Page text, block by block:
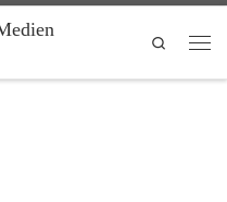
Search